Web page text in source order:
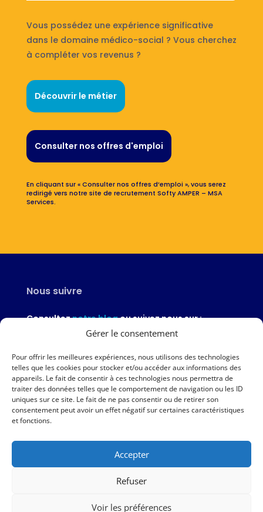
Gérer le consentement
Pour offrir les meilleures expériences, nous utilisons des technologies
telles que les cookies pour stocker et/ou accéder aux informations des
appareils. Le fait de consentir à ces technologies nous permettra de
traiter des données telles que le comportement de navigation ou les ID
uniques sur ce site. Le fait de ne pas consentir ou de retirer son
consentement peut avoir un effet négatif sur certaines caractéristiques
et fonctions.
Accepter
Refuser
Voir les préférences
Vous possédez une expérience significative
dans le domaine médico-social ? Vous cherchez
à compléter vos revenus ?
Découvrir le métier
Consulter nos offres d'emploi
En cliquant sur « Consulter nos offres d’emploi », vous serez
redirigé vers notre site de recrutement Softy AMPER – MSA
Services.
Nous suivre
Consulteznotre blogou suivez nous sur :
Nous contacter
02 97 46 51 97
Nous écrire
AMPER – 6 avenue du Général Borgnis-Desbordes – VANNES